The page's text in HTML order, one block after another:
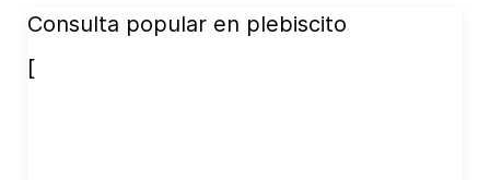
Consulta popular en plebiscito
[